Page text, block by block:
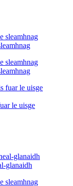
le uisge
glanaidh